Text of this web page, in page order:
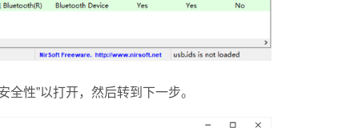
性”以打开，然后转到下一步。